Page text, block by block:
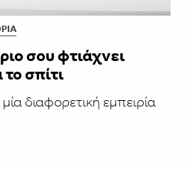
σου φτιάχνει
σπίτι
διαφορετική εμπειρία